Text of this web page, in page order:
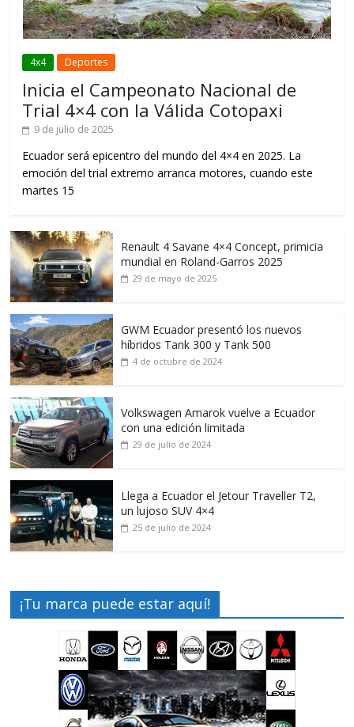
4x4 Deportes
Inicia el Campeonato Nacional de
Trial 4×4 con la Válida Cotopaxi
9 de julio de 2025
Ecuador será epicentro del mundo del 4×4 en 2025. La
emoción del trial extremo arranca motores, cuando este
martes 15
Renault 4 Savane 4×4 Concept, primicia
mundial en Roland-Garros 2025
29 de mayo de 2025
GWM Ecuador presentó los nuevos
híbridos Tank 300 y Tank 500
4 de octubre de 2024
Volkswagen Amarok vuelve a Ecuador
con una edición limitada
29 de julio de 2024
Llega a Ecuador el Jetour Traveller T2,
un lujoso SUV 4×4
25 de julio de 2024
¡Tu marca puede estar aquí!